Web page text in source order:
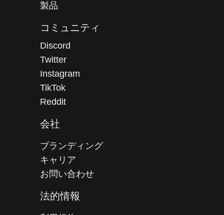
製品
コミュニティ
Discord
Twitter
Instagram
TikTok
Reddit
会社
ブランディング
キャリア
お問い合わせ
法的情報